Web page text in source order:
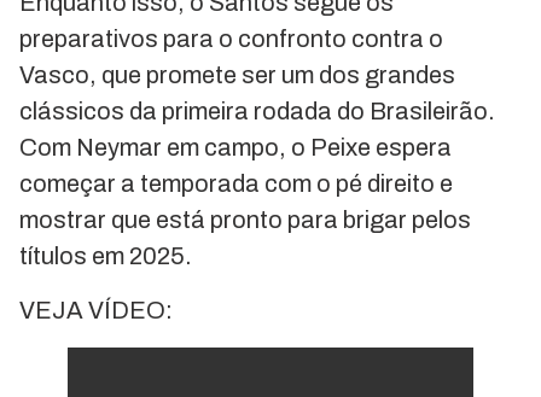
preparativos para o confronto contra o
Vasco, que promete ser um dos grandes
clássicos da primeira rodada do Brasileirão.
Com Neymar em campo, o Peixe espera
começar a temporada com o pé direito e
mostrar que está pronto para brigar pelos
títulos em 2025.
VEJA VÍDEO: